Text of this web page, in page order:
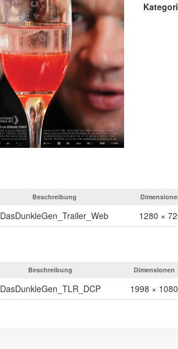
Beschreibung
DasDunkleGen_Trailer_Web 1280 ×
Beschreibung Dimensionen
DasDunkleGen_TLR_DCP 1998 × 1080